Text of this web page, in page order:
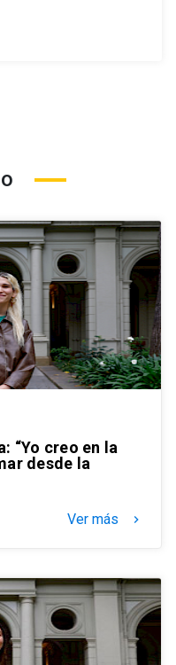
“Yo creo en la
desde la
Ver más keyboard_arrow_right